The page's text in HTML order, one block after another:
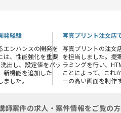
発経験
エンハンスの開発を
は、性能強化を重要
出し、設定値をパッ
新機能を追加した
した。
写真プリント注文店
写真プリントの注文
を担当しました。提
ラミングを行い、
ことによって、これ
ーの高い画面を制作
師案件の求人・案件情報をご覧の